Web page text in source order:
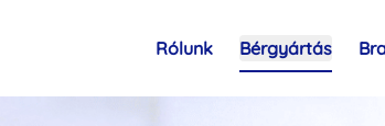
Rólunk Bérgyártás